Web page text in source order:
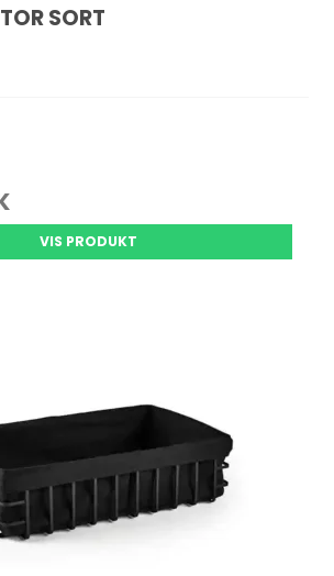
SORT
VIS PRODUKT